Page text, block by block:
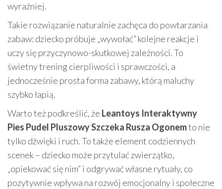
wyraźniej.
Takie rozwiązanie naturalnie zachęca do powtarzania
zabaw: dziecko próbuje „wywołać” kolejne reakcje i
uczy się przyczynowo-skutkowej zależności. To
świetny trening cierpliwości i sprawczości, a
jednocześnie prosta forma zabawy, którą maluchy
szybko łapią.
Warto też podkreślić, że Leantoys Interaktywny
Pies Pudel Pluszowy Szczeka Rusza Ogonemto nie
tylko dźwięki i ruch. To także element codziennych
scenek – dziecko może przytulać zwierzątko,
„opiekować się nim” i odgrywać własne rytuały, co
pozytywnie wpływa na rozwój emocjonalny i społeczne